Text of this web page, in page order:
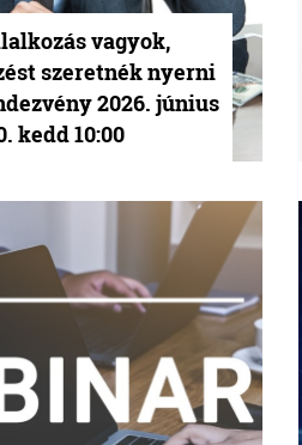
vagyok,
szeretnék nyerni
2026. június
kedd 10:00